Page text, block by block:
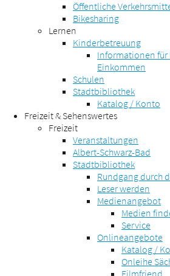
Öffentliche
Bikesharing
Lernen
Kinderbetreuung
Informationen für
Einkommen
Schulen
Stadtbibliothek
Katalog / Konto
Freizeit & Sehenswertes
Freizeit
Veranstaltungen
Albert-Schwarz-Bad
Stadtbibliothek
Rundgang durch
Leser werden
Medienangebot
Medien
Service
Onlineangebote
Katalog /
Onleihe